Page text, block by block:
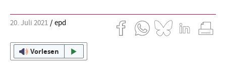
20. Juli 2021 epd
Vorlesen